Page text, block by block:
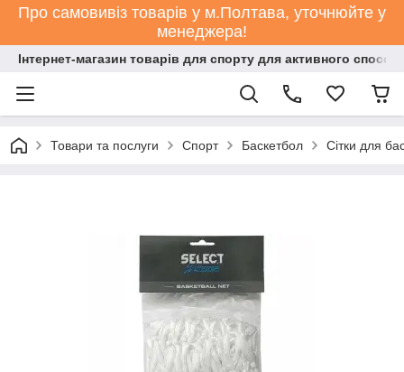
Про самовивіз товарів у м.Полтава, уточнюйте у
менеджера!
Інтернет-магазин товарів для спорту для активного
Товари та послуги Спорт Баскетбол Сітки для